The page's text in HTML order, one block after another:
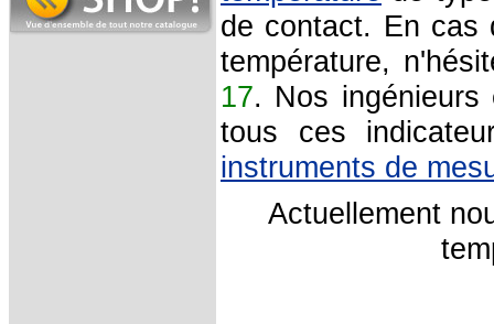
de contact. En cas
température,
17. Nos ingénieurs
tous ces
instruments de
Actuellement